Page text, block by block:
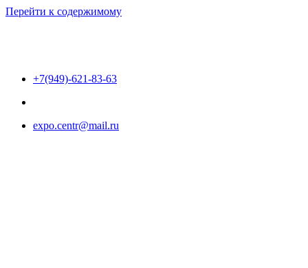
Перейти к содержимому
+7(949)-621-83-63
expo.centr@mail.ru